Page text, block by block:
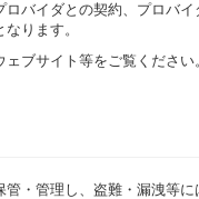
バイダとの契約、プロバ
ります。
ブサイト等をご覧ください
・管理し、盗難・漏洩等に